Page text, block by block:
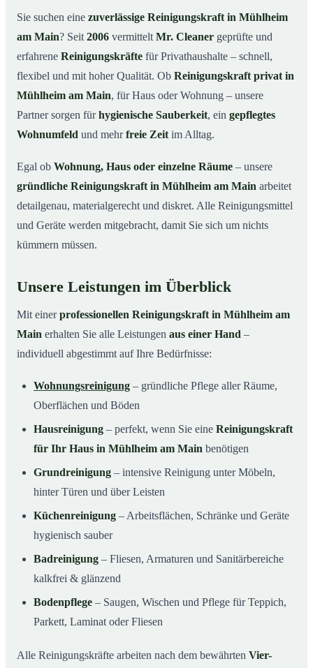
04So läuft die Buchung einer Reinigungskraft ab
Typische Anlässe für eine Reinigungskraft
07 Jetzt Reinigungskraft buchen
08 So einfach buchen Sie eine Reinigungskraft in
Sie suchen eine zuverlässige Reinigungskraft in Mühlheim
am Main? Seit 2006 vermittelt Mr. Cleaner geprüfte und
erfahrene Reinigungskräfte für Privathaushalte – schnell,
flexibel und mit hoher Qualität. Ob Reinigungskraft privat in
Mühlheim am Main, für Haus oder Wohnung – unsere
Partner sorgen fürhygienische Sauberkeit, ein gepflegtes
Wohnumfeld und mehrfreie Zeit im Alltag.
Egal ob Wohnung, Haus oder einzelne Räume – unsere
gründliche Reinigungskraft in Mühlheim am Main arbeitet
detailgenau, materialgerecht und diskret. Alle Reinigungsmittel
und Geräte werden mitgebracht, damit Sie sich um nichts
kümmern müssen.
Unsere Leistungen im Überblick
Mit einerprofessionellen Reinigungskraft in Mühlheim am
Main erhalten Sie alle Leistungen aus einer Hand –
individuell abgestimmt auf Ihre Bedürfnisse:
Wohnungsreinigung – gründliche Pflege aller Räume,
Oberflächen und Böden
Hausreinigung – perfekt, wenn Sie eine Reinigungskraft
für Ihr Haus in Mühlheim am Main benötigen
Grundreinigung – intensive Reinigung unter Möbeln,
hinter Türen und über Leisten
Küchenreinigung – Arbeitsflächen, Schränke und Geräte
hygienisch sauber
Badreinigung – Fliesen, Armaturen und Sanitärbereiche
kalkfrei & glänzend
Bodenpflege – Saugen, Wischen und Pflege für Teppich,
Parkett, Laminat oder Fliesen
Alle Reinigungskräfte arbeiten nach dem bewährten Vier-